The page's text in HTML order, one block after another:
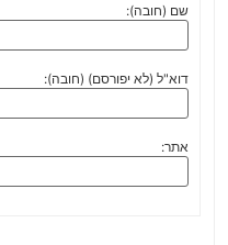
שם (חובה):
דוא"ל (לא יפורסם) (חובה):
אתר: